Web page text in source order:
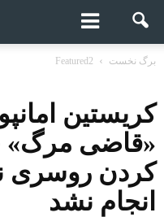
برگ نخست Featured2
کریستین
«قاضی مرگ»
کردن روسرى
انجام نشد